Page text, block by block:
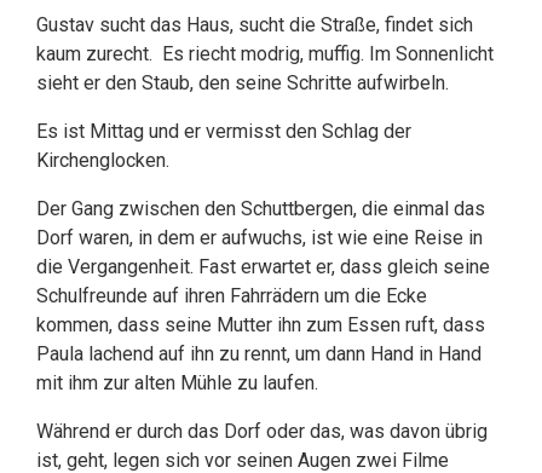
Gustav sucht das Haus, sucht die Straße, findet sich
kaum zurecht. Es riecht modrig, muffig. Im Sonnenlicht
sieht er den Staub, den seine Schritte aufwirbeln.
Es ist Mittag und er vermisst den Schlag der
Kirchenglocken.
Der Gang zwischen den Schuttbergen, die einmal das
Dorf waren, in dem er aufwuchs, ist wie eine Reise in
die Vergangenheit. Fast erwartet er, dass gleich seine
Schulfreunde auf ihren Fahrrädern um die Ecke
kommen, dass seine Mutter ihn zum Essen ruft, dass
Paula lachend auf ihn zu rennt, um dann Hand in Hand
mit ihm zur alten Mühle zu laufen.
Während er durch das Dorf oder das, was davon übrig
ist, geht, legen sich vor seinen Augen zwei Filme